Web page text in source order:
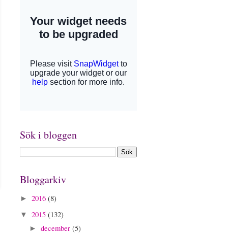
Sök i bloggen
Bloggarkiv
► 2016 (8)
▼ 2015 (132)
► december (5)